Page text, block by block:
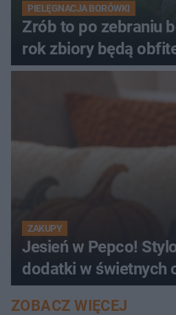
PIELĘGNACJA BORÓWKI
Zrób to po zebraniu
rok zbiory będą
ZAKUPY
Jesień w Pepco!
dodatki w świetnych
ZOBACZ WIĘCEJ